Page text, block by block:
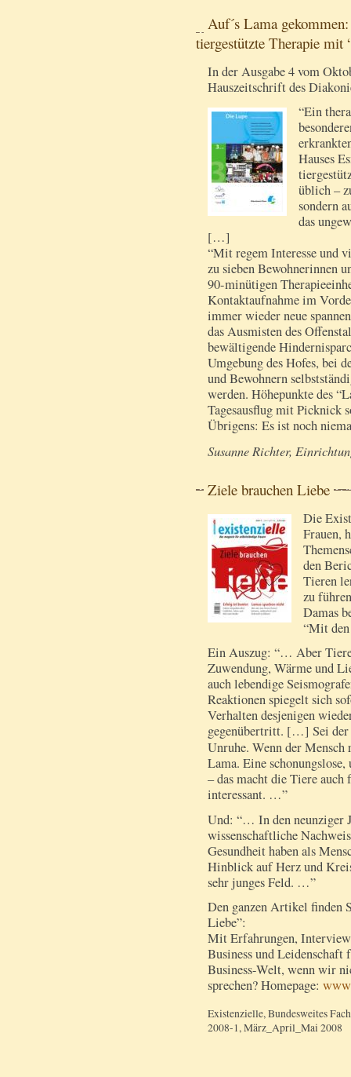
Auf´s Lama
tiergestützte Therapie mit
In der Ausgabe 4 vom
Hauszeitschrift des
“Ein
Hauses
üblich –
sondern
das
[…]
“Mit regem Interesse und
zu sieben Bewohnerinnen
90-minütigen
Kontaktaufnahme im
immer wieder neue
das Ausmisten des
bewältigende
Umgebung des Hofes, bei
und Bewohnern
werden. Höhepunkte des
Tagesausflug mit Picknick
Übrigens: Es ist noch
Susanne Richter,
Ziele brauchen Liebe
Die
Frauen,
den
Tieren
zu
Damas
“Mit den
Ein Auszug: “… Aber
Zuwendung, Wärme und
auch lebendige
Reaktionen spiegelt sich
Verhalten desjenigen
gegenübertritt. […] Sei
Unruhe. Wenn der Mensch
Lama. Eine
– das macht die Tiere
interessant. …”
Und: “… In den neunziger
wissenschaftliche
Gesundheit haben als
Hinblick auf Herz und
sehr junges Feld. …”
Den ganzen Artikel finden
Liebe”:
Mit Erfahrungen,
Business und
Business-Welt, wenn wir
sprechen? Homepage:
Existenzielle, Bundesweites
2008-1, März_April_Mai 2008